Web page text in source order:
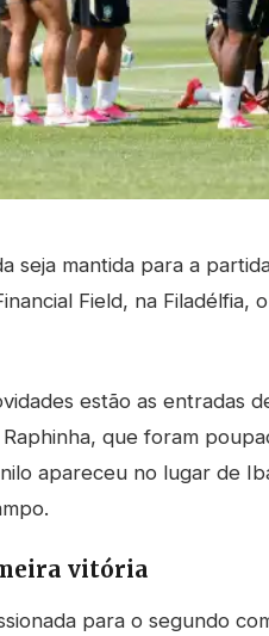
seja mantida para a
Field, na
estão as entradas
que foram
apareceu no lugar de
vitória
para o segundo